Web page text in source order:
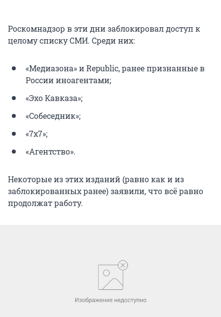
Роскомнадзор в эти дни заблокировал доступ к
целому списку СМИ. Среди них:
«Медиазона» и Republic, ранее признанные в
России иноагентами;
«Эхо Кавказа»;
«Собеседник»;
«7x7»;
«Агентство».
Некоторые из этих изданий (равно как и из
заблокированных ранее) заявили, что всё равно
продолжат работу.